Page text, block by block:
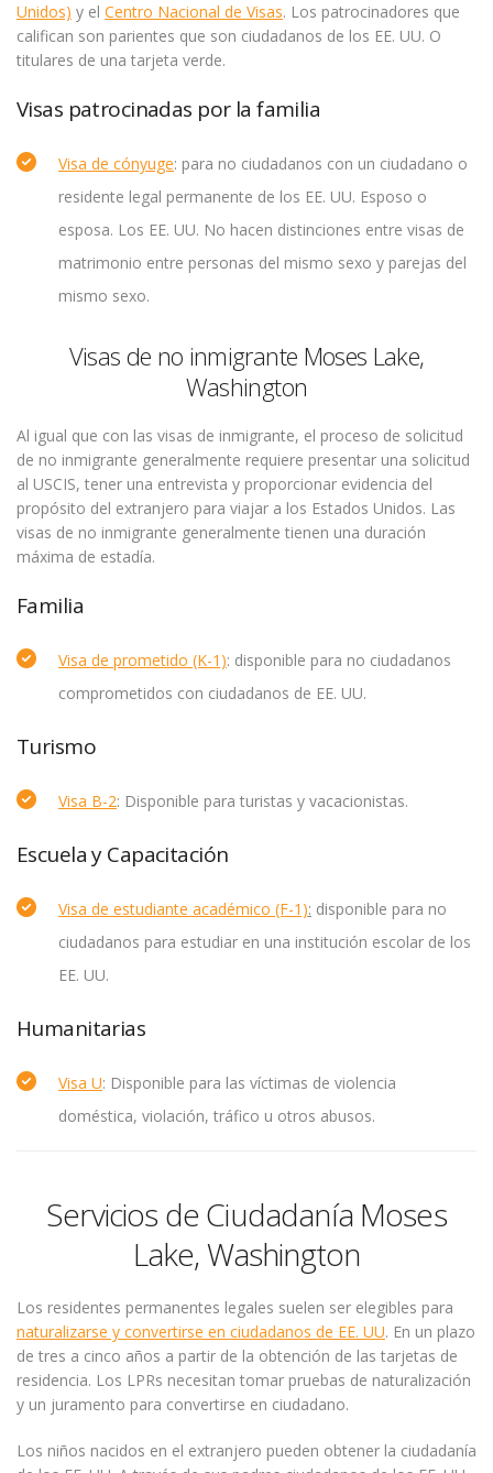
Unidos) y el Centro Nacional de Visas. Los patrocinadores que
califican son parientes que son ciudadanos de los EE. UU. O
titulares de una tarjeta verde.
Visas patrocinadas por la familia
Visa de cónyuge: para no ciudadanos con un ciudadano o
residente legal permanente de los EE. UU. Esposo o
esposa. Los EE. UU. No hacen distinciones entre visas de
matrimonio entre personas del mismo sexo y parejas del
mismo sexo.
Visas de no inmigrante Moses Lake,
Washington
Al igual que con las visas de inmigrante, el proceso de solicitud
de no inmigrante generalmente requiere presentar una solicitud
al USCIS, tener una entrevista y proporcionar evidencia del
propósito del extranjero para viajar a los Estados Unidos. Las
visas de no inmigrante generalmente tienen una duración
máxima de estadía.
Familia
Visa de prometido (K-1): disponible para no ciudadanos
comprometidos con ciudadanos de EE. UU.
Turismo
Visa B-2: Disponible para turistas y vacacionistas.
Escuela y Capacitación
Visa de estudiante académico (F-1): disponible para no
ciudadanos para estudiar en una institución escolar de los
EE. UU.
Humanitarias
Visa U: Disponible para las víctimas de violencia
doméstica, violación, tráfico u otros abusos.
Servicios de Ciudadanía Moses
Lake, Washington
Los residentes permanentes legales suelen ser elegibles para
naturalizarse y convertirse en ciudadanos de EE. UU. En un plazo
de tres a cinco años a partir de la obtención de las tarjetas de
residencia. Los LPRs necesitan tomar pruebas de naturalización
y un juramento para convertirse en ciudadano.
Los niños nacidos en el extranjero pueden obtener la ciudadanía